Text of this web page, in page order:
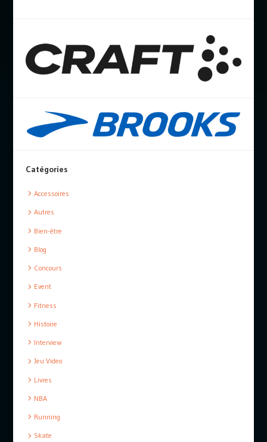
Catégories
Accessoires
Autres
Bien-être
Blog
Concours
Event
Fitness
Histoire
Interview
Jeu Video
Livres
NBA
Running
Skate